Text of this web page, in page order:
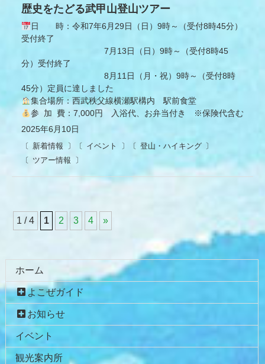
2025年6月10日
新着情報 イベント
登山・ハイキング
ツアー情報
歴史をたどる武甲山登山ツアー
日 時：令和7年6月29日（日）9時～（受付8時45分）
受付終了
7月13日（日）9時～（受付8時45
分）受付終了
8月11日（月・祝）9時～（受付8時
45分）定員に達しました
集合場所：西武秩父線横瀬駅構内 駅前食堂
参 加 費：7,000円 入浴代、お弁当付き ※保険代含む
1 / 4 1 2 3 4
»
ン
ツ
文
の
の
先
へ
戻
ホーム
よこぜガイド
お知らせ
イベント
観光案内所